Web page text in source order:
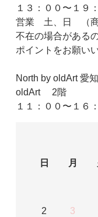
１３：００〜１９
営業 土、日 （商
不在の場合がある
ポイントをお願い
North by oldArt 愛
oldArt 2階
１１：００〜１６
日
月
2 3